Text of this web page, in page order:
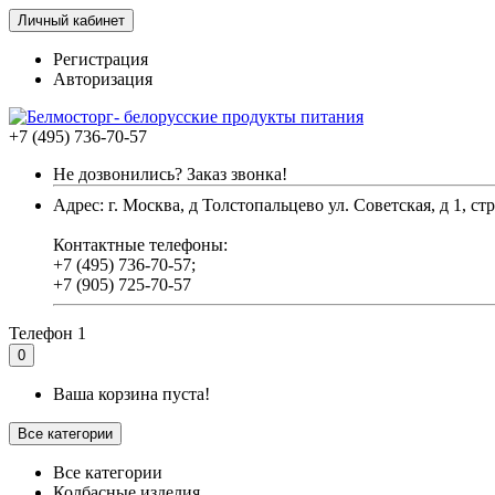
Личный кабинет
Регистрация
Авторизация
+7 (495) 736-70-57
Не дозвонились? Заказ звонка!
Адрес: г. Москва, д Толстопальцево ул. Советская, д 1,
Контактные телефоны:
+7 (495) 736-70-57;
+7 (905) 725-70-57
Телефон 1
0
Ваша корзина пуста!
Все категории
Все категории